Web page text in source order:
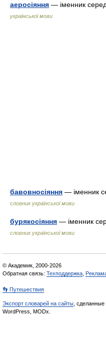
аеросіяння — іменник
української мови
бавовносіяння — іменник
словник української мови
бурякосіяння — іменник
словник української мови
© Академик, 2000-2026
Обратная связь: Техподдержка
👣 Путешествия
Экспорт словарей на сайты , сделанные
WordPress, MODx.